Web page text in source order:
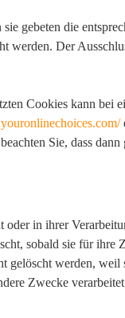
gebeten die
werden. Der
Cookies kann
Sie, dass
in ihrer
sobald sie für
werden,
Zwecke